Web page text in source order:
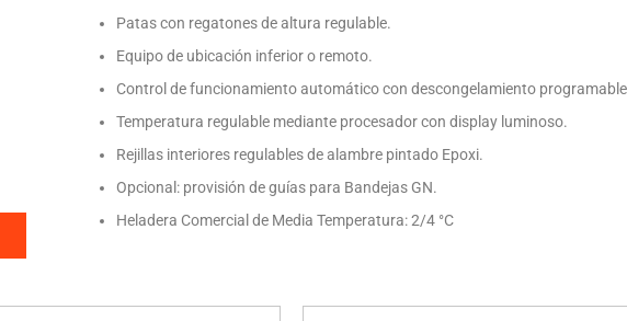
Patas con regatones de altura regulable.
Equipo de ubicación inferior o remoto.
Control de funcionamiento automático con descongelamiento
Temperatura regulable mediante procesador con display luminoso.
Rejillas interiores regulables de alambre pintado Epoxi.
Opcional: provisión de guías para Bandejas GN.
Heladera Comercial de Media Temperatura: 2/4 °C